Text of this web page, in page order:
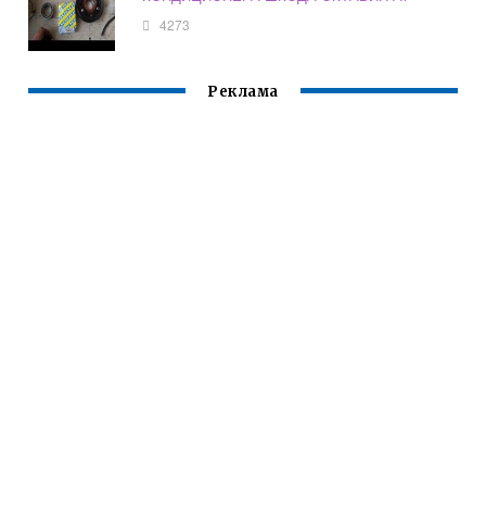
4273
Реклама